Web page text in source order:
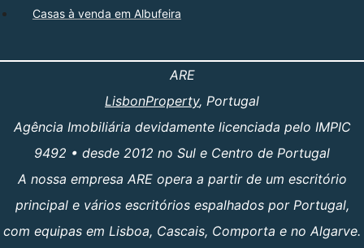
Casas à venda em Albufeira
ARE
LisbonProperty, Portugal
Agência Imobiliária devidamente licenciada pelo IMPIC
9492 • desde 2012 no Sul e Centro de Portugal
A nossa empresa ARE opera a partir de um escritório
principal e vários escritórios espalhados por Portugal,
com equipas em Lisboa, Cascais, Comporta e no Algarve.